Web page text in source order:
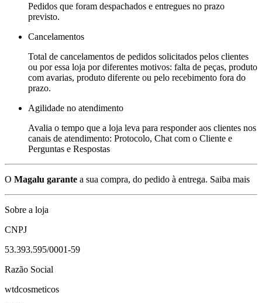
Pedidos que foram despachados e entregues no prazo
previsto.
Cancelamentos
Total de cancelamentos de pedidos solicitados pelos clientes
ou por essa loja por diferentes motivos: falta de peças, produto
com avarias, produto diferente ou pelo recebimento fora do
prazo.
Agilidade no atendimento
Avalia o tempo que a loja leva para responder aos clientes nos
canais de atendimento: Protocolo, Chat com o Cliente e
Perguntas e Respostas
O Magalu garante a sua compra, do pedido à entrega. Saiba mais
Sobre a loja
CNPJ
53.393.595/0001-59
Razão Social
wtdcosmeticos